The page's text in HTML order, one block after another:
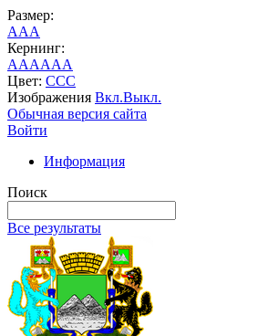
Размер:
AAA
Кернинг:
AAAAAA
Цвет: CCC
Изображения Вкл.Выкл.
Обычная версия сайта
Войти
Информация
Поиск
Все результаты